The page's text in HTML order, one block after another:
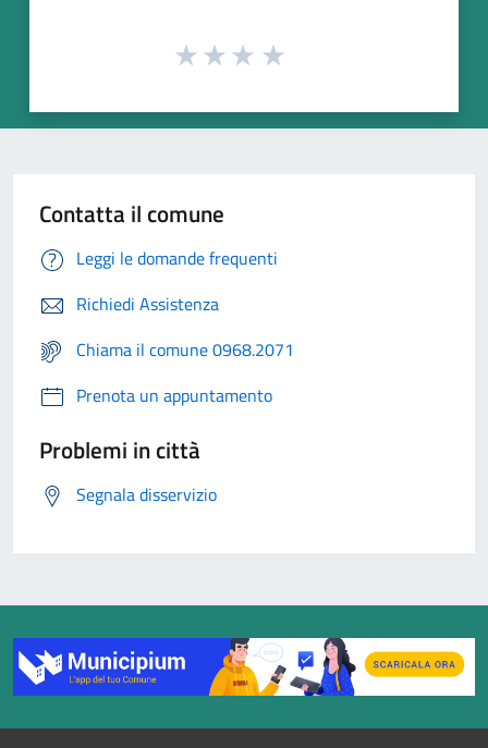
Contatta il comune
Leggi le domande frequenti
Richiedi Assistenza
Chiama il comune 0968.2071
Prenota un appuntamento
Problemi in città
Segnala disservizio